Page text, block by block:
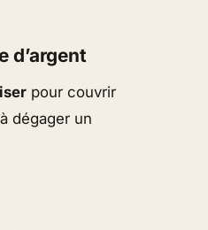
d’argent
pour couvrir
dégager un